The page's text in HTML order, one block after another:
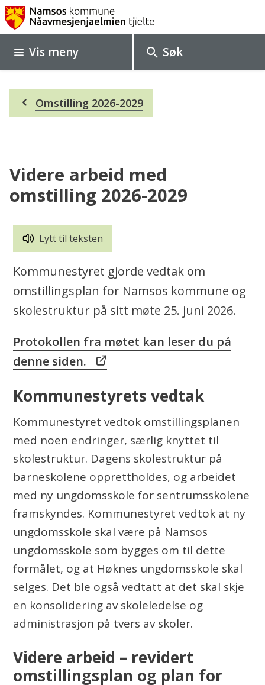
N
a
m
o
m
n
e
Søk
Vis meny
her:
Omstilling 2026-2029
Videre arbeid med
omstilling 2026-2029
Lytt til teksten
Kommunestyret gjorde vedtak om
omstillingsplan for Namsos kommune og
skolestruktur på sitt møte 25. juni 2026.
Protokollen fra møtet kan leser du på
denne siden.
Kommunestyrets vedtak
Kommunestyret vedtok omstillingsplanen
med noen endringer, særlig knyttet til
skolestruktur. Dagens skolestruktur på
barneskolene opprettholdes, og arbeidet
med ny ungdomsskole for sentrumsskolene
framskyndes. Kommunestyret vedtok at ny
ungdomsskole skal være på Namsos
ungdomsskole som bygges om til dette
formålet, og at Høknes ungdomsskole skal
selges. Det ble også vedtatt at det skal skje
en konsolidering av skoleledelse og
administrasjon på tvers av skoler.
Videre arbeid – revidert
omstillingsplan og plan for